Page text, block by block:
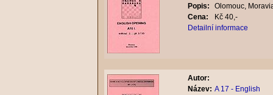
Popis:
Olomouc,
Cena:
Kč 40,-
Detailní informace
Autor:
Název: A 17 - English